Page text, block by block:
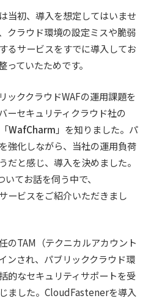
当初、導入を想定してはいませ
クラウド環境の設定ミスや脆弱
るサービスをすでに導入してお
っていたためです。
ッククラウドWAFの運用課題を
ーセキュリティクラウド社の
WafCharm 」を知りました。パ
強化しながら、当社の運用負荷
だと感じ、導入を決めました。
てお話を伺う中で、
ービスをご紹介いただきまし
のTAM（テクニカルアカウント
ンされ、パブリッククラウド環
的なセキュリティサポートを受
ました。CloudFastenerを導入